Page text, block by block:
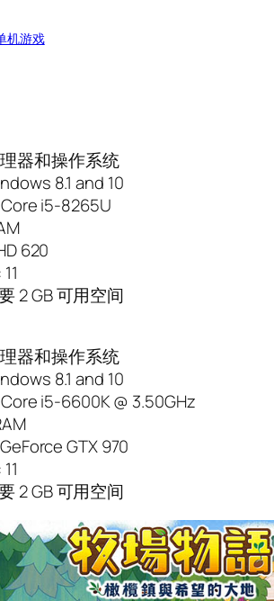
机游戏
器和操作系统
8.1 and 10
i5-8265U
620
2 GB 可用空间
器和操作系统
8.1 and 10
i5-6600K @ 3.50GHz
GTX 970
2 GB 可用空间